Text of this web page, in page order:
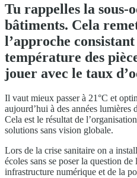
Tu rappelles la sous-
bâtiments. Cela
l’approche
température des
jouer avec le taux
Il vaut mieux passer à 21°C et
aujourd’hui à des années lumières
Cela est le résultat de
solutions sans vision globale.
Lors de la crise sanitaire on a
écoles sans se poser la question
infrastructure numérique et de la